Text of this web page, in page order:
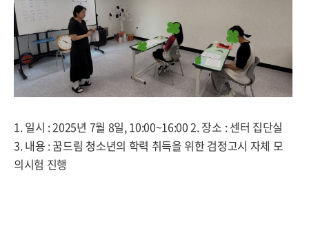
1. 일시 : 2025년 7월 8일, 10:00~16:00 2. 장소 : 센터 집단실
3. 내용 : 꿈드림 청소년의 학력 취득을 위한 검정고시 자체 모
의시험 진행